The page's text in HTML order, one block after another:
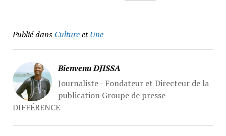
Publié dans CultureetUne
Bienvenu DJISSA
Journaliste - Fondateur et Directeur de la
publication Groupe de presse
DIFFÉRENCE